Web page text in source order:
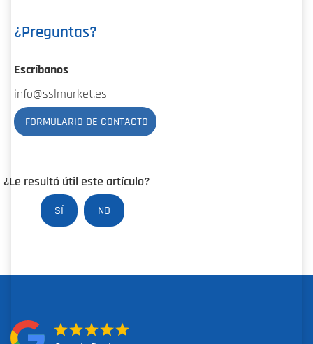
¿Preguntas?
Escríbanos
info@sslmarket.es
FORMULARIO DE CONTACTO
¿Le resultó útil este artículo?
SÍ NO